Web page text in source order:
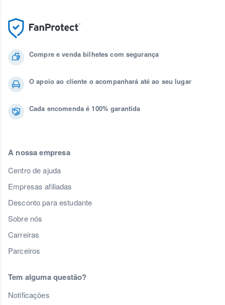
Compre e venda bilhetes com segurança
O apoio ao cliente o acompanhará até ao seu lugar
Cada encomenda é 100% garantida
A nossa empresa
Centro de ajuda
Empresas afiliadas
Desconto para estudante
Sobre nós
Carreiras
Parceiros
Tem alguma questão?
Notificações